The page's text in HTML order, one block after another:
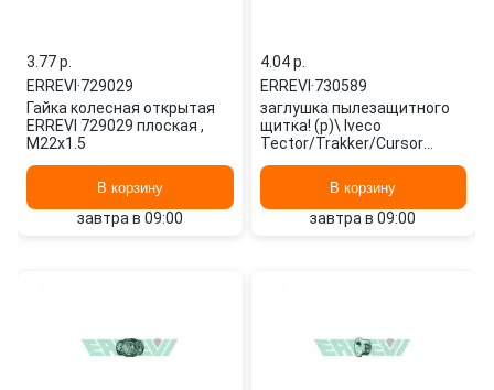
3.77 p.
ERREVI·729029
Гайка колесная открытая
ERREVI 729029 плоская ,
M22x1.5
В корзину
завтра в 09:00
4.04 p.
ERREVI·730589
заглушка пылезащитного
щитка! (р)\ Iveco
Tector/Trakker/Cursor
В корзину
завтра в 09:00